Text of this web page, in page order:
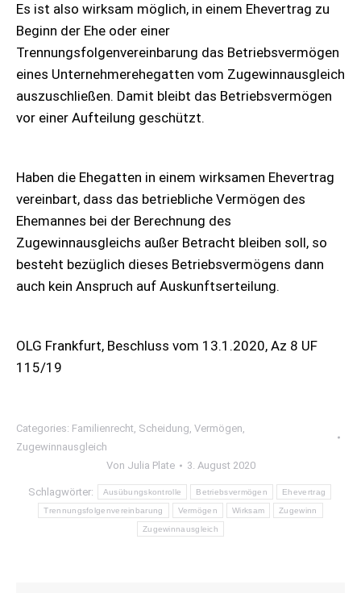
Es ist also wirksam möglich, in einem Ehevertrag zu
Beginn der Ehe oder einer
Trennungsfolgenvereinbarung das Betriebsvermögen
eines Unternehmerehegatten vom Zugewinnausgleich
auszuschließen. Damit bleibt das Betriebsvermögen
vor einer Aufteilung geschützt.
Haben die Ehegatten in einem wirksamen Ehevertrag
vereinbart, dass das betriebliche Vermögen des
Ehemannes bei der Berechnung des
Zugewinnausgleichs außer Betracht bleiben soll, so
besteht bezüglich dieses Betriebsvermögens dann
auch kein Anspruch auf Auskunftserteilung.
OLG Frankfurt, Beschluss vom 13.1.2020, Az 8 UF
115/19
Categories: Familienrecht, Scheidung, Vermögen,
Zugewinnausgleich
Von Julia Plate 3. August 2020
Schlagwörter: Ausübungskontrolle Betriebsvermögen Ehevertrag
Trennungsfolgenvereinbarung Vermögen Wirksam Zugewinn
Zugewinnausgleich